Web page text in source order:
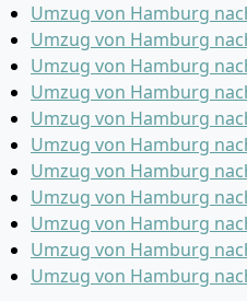
Umzug von Hamburg
Umzug von Hamburg
Umzug von Hamburg
Umzug von Hamburg
Umzug von Hamburg
Umzug von Hamburg
Umzug von Hamburg
Umzug von Hamburg
Umzug von Hamburg
Umzug von Hamburg
Umzug von Hamburg